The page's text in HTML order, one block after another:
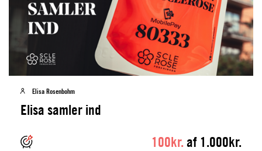
Elisa Rosenbohm
Elisa samler ind
100kr. af 1.000kr.